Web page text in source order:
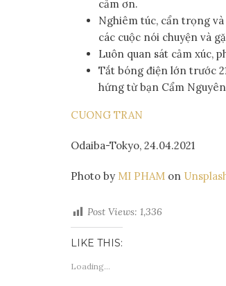
cảm ơn.
Nghiêm túc, cẩn trọng
các cuộc nói chuyện và
Luôn quan sát cảm xúc,
Tắt bóng điện lớn trước
hứng từ bạn Cẩm
CUONG TRAN
Odaiba-Tokyo, 24.04.2021
Photo by MI PHAM on
Post Views: 1,336
LIKE THIS:
Loading...